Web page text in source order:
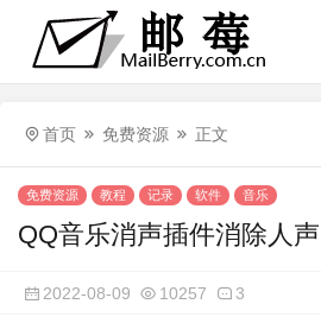
首页 免费资源 正文
免费资源 教程 记录 软件 音乐
QQ音乐消声插件消除人
2022-08-09 10257 3